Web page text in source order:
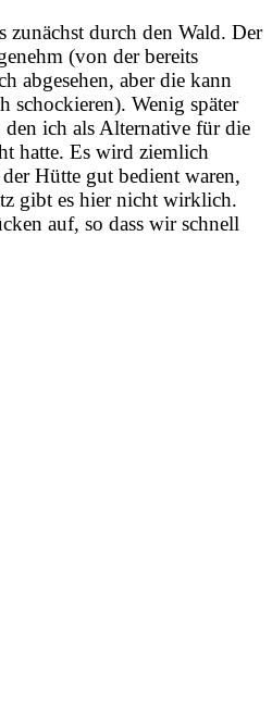
zunächst durch den Wald. Der
(von der bereits
abgesehen, aber die kann
schockieren). Wenig später
ich als Alternative für die
hatte. Es wird ziemlich
Hütte gut bedient waren,
gibt es hier nicht wirklich.
auf, so dass wir schnell